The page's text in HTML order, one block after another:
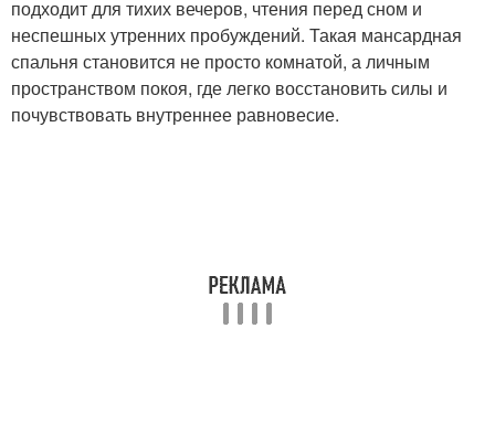
подходит для тихих вечеров, чтения перед сном и
неспешных утренних пробуждений. Такая мансардная
спальня становится не просто комнатой, а личным
пространством покоя, где легко восстановить силы и
почувствовать внутреннее равновесие.